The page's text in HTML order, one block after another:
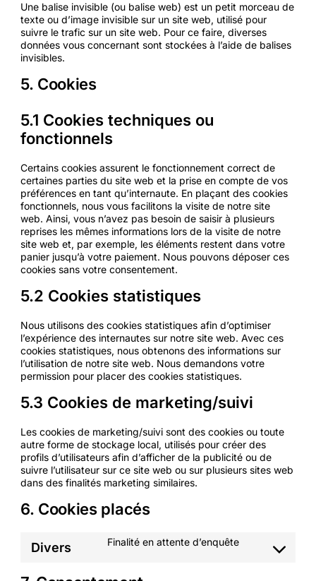
Une balise invisible (ou balise web) est un petit morceau de
texte ou d’image invisible sur un site web, utilisé pour
suivre le trafic sur un site web. Pour ce faire, diverses
données vous concernant sont stockées à l’aide de balises
invisibles.
5. Cookies
5.1 Cookies techniques ou
fonctionnels
Certains cookies assurent le fonctionnement correct de
certaines parties du site web et la prise en compte de vos
préférences en tant qu’internaute. En plaçant des cookies
fonctionnels, nous vous facilitons la visite de notre site
web. Ainsi, vous n’avez pas besoin de saisir à plusieurs
reprises les mêmes informations lors de la visite de notre
site web et, par exemple, les éléments restent dans votre
panier jusqu’à votre paiement. Nous pouvons déposer ces
cookies sans votre consentement.
5.2 Cookies statistiques
Nous utilisons des cookies statistiques afin d’optimiser
l’expérience des internautes sur notre site web. Avec ces
cookies statistiques, nous obtenons des informations sur
l’utilisation de notre site web. Nous demandons votre
permission pour placer des cookies statistiques.
5.3 Cookies de marketing/suivi
Les cookies de marketing/suivi sont des cookies ou toute
autre forme de stockage local, utilisés pour créer des
profils d’utilisateurs afin d’afficher de la publicité ou de
suivre l’utilisateur sur ce site web ou sur plusieurs sites web
dans des finalités marketing similaires.
6. Cookies placés
Divers
Finalité en attente d’enquête
Consent